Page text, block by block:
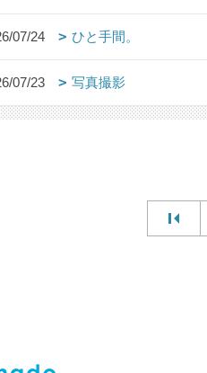
07/24 ひと手間。
07/23 写真撮影